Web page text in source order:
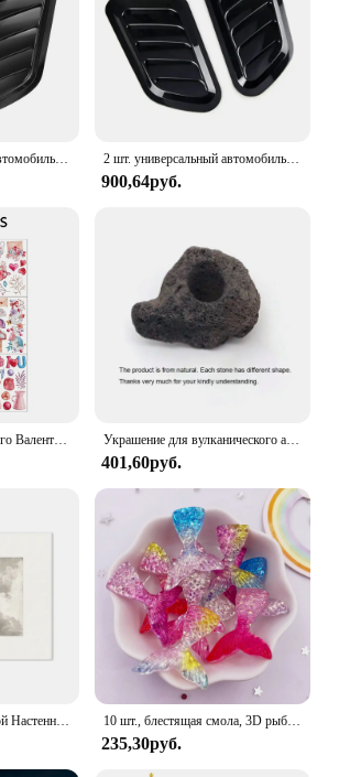
your needs. Its wholesale
it an attractive option for
its practicality makes it a must-
seeking to improve their indoor or
2 шт. универсальный автомобильный тюнинговый капот из углеродного волокна, воздухозаборник, украшение, капот, совок, вентиляционная крышка, наклейки, украшение, стиль 2 шт. универсальный автомобильный тюнинг капота из углеродного волокна воздушный поток впускное украшение капот ковш крышка на вентиляционное отверстие наклейки украшение Стайлинг
900,64руб.
9 листов на день Святого Валентина, цепляющиеся на окно, мультяшные наклейки в форме сердца, стеклянные наклейки на холодильник, вечерние украшения для дома Украшение для вулканического аквариума, фиксирующий горшок для аквариума, горшок для растений в горошек, горшок для посадки, аксессуары для аквариума, черный фильтр
401,60руб.
Скандинавский Простой Настенный художественный винтажный эскиз дерево Горный цветок HD живопись плакаты и принты Декор для дома спальни гостиной 10 шт., блестящая смола, 3D рыбий хвост, плоская задняя часть, стразы, фигурка, аппликации, сделай сам, хвост русалки, скрапбук, ремесло, сделай сам, декор с бантом, OL772
235,30руб.